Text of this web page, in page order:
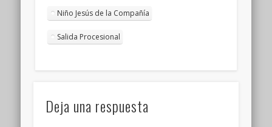
Niño Jesús de la Compañía
Salida Procesional
Deja una respuesta